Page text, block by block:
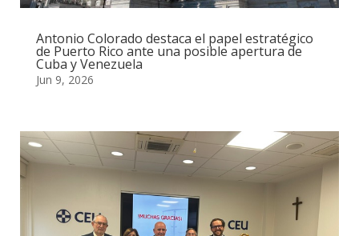
Antonio Colorado destaca el papel estratégico
de Puerto Rico ante una posible apertura de
Cuba y Venezuela
Jun 9, 2026